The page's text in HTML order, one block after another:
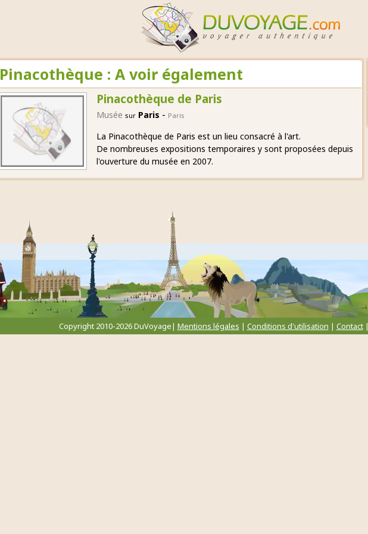
Pinacothèque : A voir également
Pinacothèque de Paris
Musée sur Paris - Paris
La Pinacothèque de Paris est un lieu consacré à l'art.
De nombreuses expositions temporaires y sont proposées depuis
l'ouverture du musée en 2007.
Copyright 2010-2026 DuVoyage| Mentions légales | Conditions d'utilisation | Contact|